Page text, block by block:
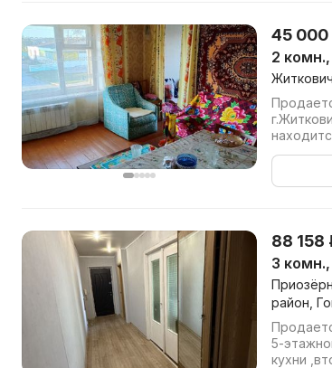
45 000
2
находится
88 158
3
район,
5-
кухни